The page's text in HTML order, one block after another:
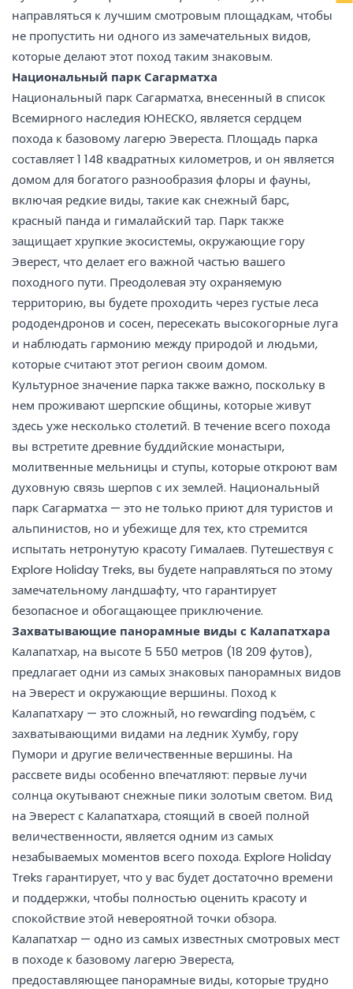
направляться к лучшим смотровым площадкам, чтобы
не пропустить ни одного из замечательных видов,
которые делают этот поход таким знаковым.
Национальный парк Сагарматха
Национальный парк Сагарматха, внесенный в список
Всемирного наследия ЮНЕСКО, является сердцем
похода к базовому лагерю Эвереста. Площадь парка
составляет 1 148 квадратных километров, и он является
домом для богатого разнообразия флоры и фауны,
включая редкие виды, такие как снежный барс,
красный панда и гималайский тар. Парк также
защищает хрупкие экосистемы, окружающие гору
Эверест, что делает его важной частью вашего
походного пути. Преодолевая эту охраняемую
территорию, вы будете проходить через густые леса
рододендронов и сосен, пересекать высокогорные луга
и наблюдать гармонию между природой и людьми,
которые считают этот регион своим домом.
Культурное значение парка также важно, поскольку в
нем проживают шерпские общины, которые живут
здесь уже несколько столетий. В течение всего похода
вы встретите древние буддийские монастыри,
молитвенные мельницы и ступы, которые откроют вам
духовную связь шерпов с их землей. Национальный
парк Сагарматха — это не только приют для туристов и
альпинистов, но и убежище для тех, кто стремится
испытать нетронутую красоту Гималаев. Путешествуя с
Explore Holiday Treks, вы будете направляться по этому
замечательному ландшафту, что гарантирует
безопасное и обогащающее приключение.
Захватывающие панорамные виды с Калапатхара
Калапатхар, на высоте 5 550 метров (18 209 футов),
предлагает одни из самых знаковых панорамных видов
на Эверест и окружающие вершины. Поход к
Калапатхару — это сложный, но rewarding подъём, с
захватывающими видами на ледник Хумбу, гору
Пумори и другие величественные вершины. На
рассвете виды особенно впечатляют: первые лучи
солнца окутывают снежные пики золотым светом. Вид
на Эверест с Калапатхара, стоящий в своей полной
величественности, является одним из самых
незабываемых моментов всего похода. Explore Holiday
Treks гарантирует, что у вас будет достаточно времени
и поддержки, чтобы полностью оценить красоту и
спокойствие этой невероятной точки обзора.
Калапатхар — одно из самых известных смотровых мест
в походе к базовому лагерю Эвереста,
предоставляющее панорамные виды, которые трудно